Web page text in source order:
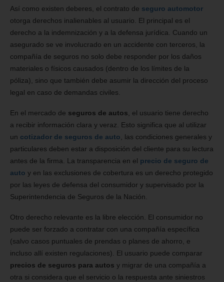
Así como existen deberes, el contrato de seguro automotor
otorga derechos inalienables al usuario. El principal es el
derecho a la indemnización y a la defensa jurídica. Cuando un
asegurado se ve involucrado en un accidente con terceros, la
compañía de seguros no solo debe responder por los daños
materiales o físicos causados (dentro de los límites de la
póliza), sino que también debe asumir la dirección del proceso
legal en caso de demandas civiles.
En el mercado de seguros de autos, el usuario tiene derecho
a recibir información clara y veraz. Esto significa que al utilizar
un cotizador de seguros de auto, las condiciones generales y
particulares deben estar a disposición del cliente para su lectura
antes de la firma. La transparencia en el precio de seguro de
auto y en las exclusiones de cobertura es un derecho protegido
por las leyes de defensa del consumidor y supervisado por la
Superintendencia de Seguros de la Nación.
Otro derecho relevante es la libre elección. El consumidor no
puede ser forzado a contratar con una compañía específica
(salvo casos puntuales de prendas o planes de ahorro, e
incluso allí existen regulaciones). El usuario puede comparar
precios de seguros para autos y migrar de una compañía a
otra si considera que el servicio o la respuesta ante siniestros